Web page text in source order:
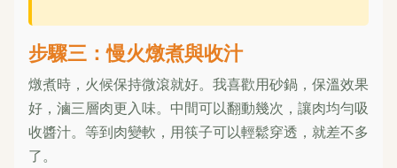
步驟三：慢火燉煮與收汁
燉煮時，火候保持微滾就好。我喜歡用砂鍋，保溫效果
好，滷三層肉更入味。中間可以翻動幾次，讓肉均勻吸
收醬汁。等到肉變軟，用筷子可以輕鬆穿透，就差不多
了。